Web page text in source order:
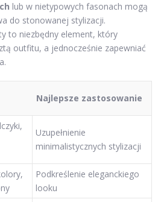
lub w nietypowych fasonach mogą
do stonowanej stylizacji.
to niezbędny element, który
outfitu, a jednocześnie zapewniać
Najlepsze zastosowanie
Uzupełnienie
minimalistycznych stylizacji
Podkreślenie eleganckiego
looku